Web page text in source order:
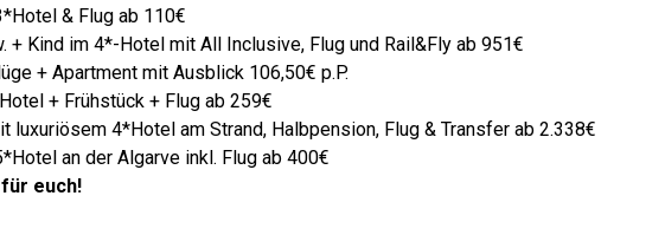
& Flug ab 110€
+ Kind im 4*-Hotel mit All Inclusive, Flug und Rail&Fly ab 951€
+ Apartment mit Ausblick 106,50€ p.P.
+ Frühstück + Flug ab 259€
luxuriösem 4*Hotel am Strand, Halbpension, Flug & Transfer ab 2.338€
an der Algarve inkl. Flug ab 400€
euch!